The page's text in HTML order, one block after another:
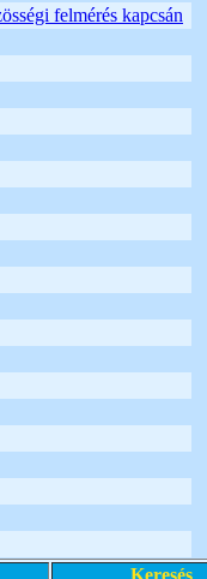
felmérés kapcsán
Keresés